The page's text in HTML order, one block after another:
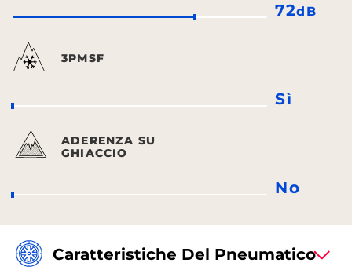
72dB
3PMSF
Sì
ADERENZA SU
GHIACCIO
No
Caratteristiche Del Pneumatico